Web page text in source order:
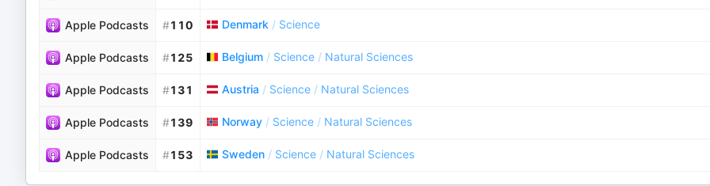
Apple Podcasts #110 Denmark / Science
Apple Podcasts #125 Belgium / Science / Natural Sciences
Apple Podcasts #131 Austria / Science / Natural Sciences
Apple Podcasts #139 Norway / Science / Natural Sciences
Apple Podcasts #153 Sweden / Science / Natural Sciences